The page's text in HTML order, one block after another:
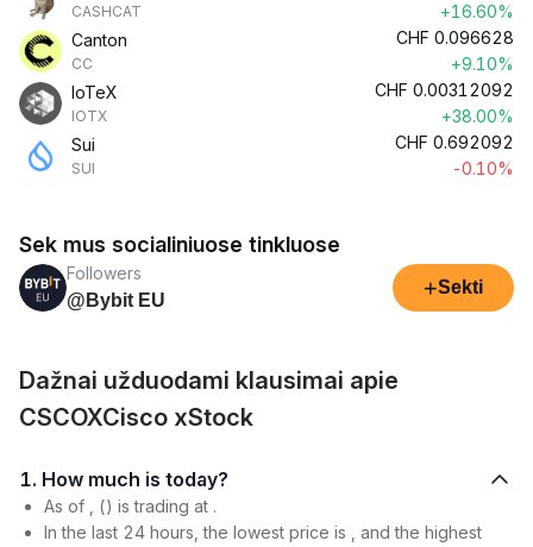
CASHCAT
+16.60%
Canton
CC
CHF 0.096628
+9.10%
IoTeX
IOTX
CHF 0.00312092
+38.00%
Sui
SUI
CHF 0.692092
-0.10%
Sek mus socialiniuose tinkluose
Followers
@Bybit EU
+Sekti
Dažnai užduodami klausimai apie
CSCOXCisco xStock
1. How much is today?
As of , () is trading at .
In the last 24 hours, the lowest price is , and the highest